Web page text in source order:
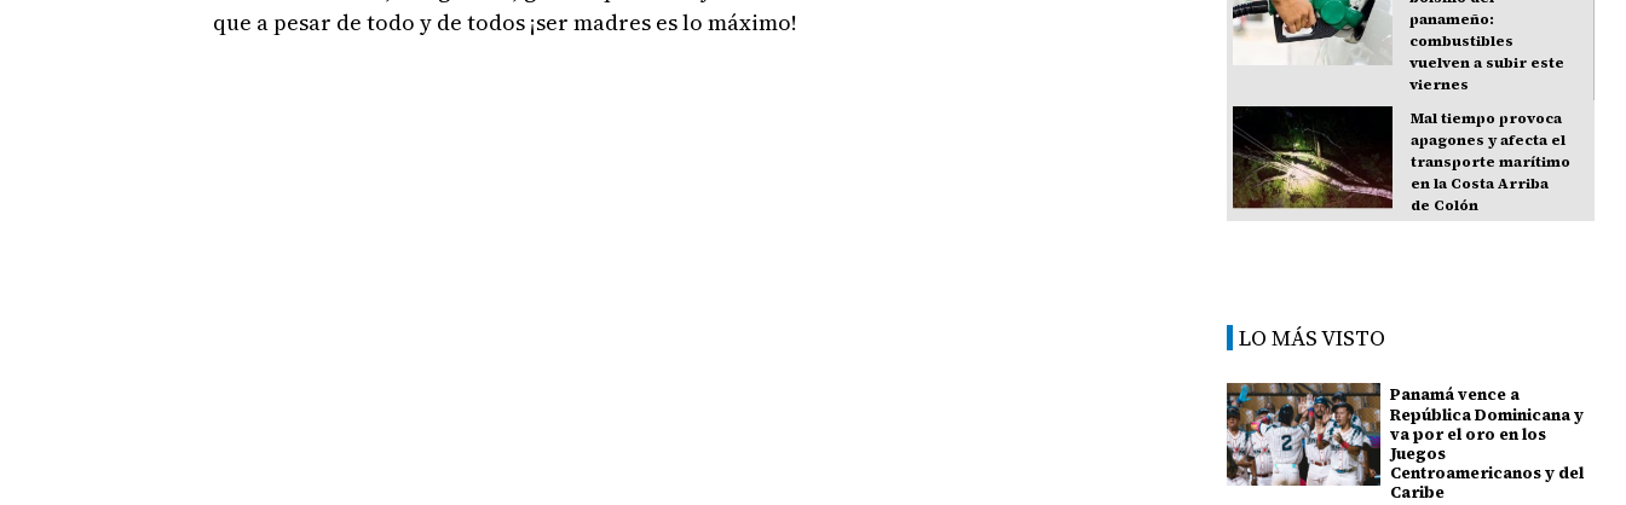
que a pesar de todo y de todos ¡ser madres es lo máximo!
panameño:
combustibles
vuelven a subir este
viernes
Mal tiempo provoca
apagones y afecta el
transporte marítimo
en la Costa Arriba
de Colón
LO MÁS VISTO
Panamá vence a
República Dominicana y
va por el oro en los
Juegos
Centroamericanos y del
Caribe